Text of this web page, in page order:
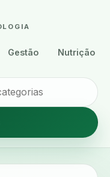
Gestão Nutrição